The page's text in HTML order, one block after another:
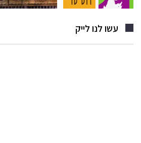
עשו לנו לייק